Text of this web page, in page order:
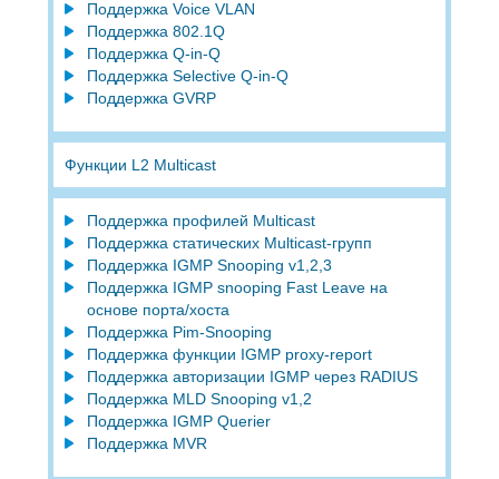
Поддержка Voice VLAN
Поддержка 802.1Q
Поддержка Q-in-Q
Поддержка Selective Q-in-Q
Поддержка GVRP
Функции L2 Multicast
Поддержка профилей Multicast
Поддержка статических Multicast-групп
Поддержка IGMP Snooping v1,2,3
Поддержка IGMP snooping Fast Leave на
основе порта/хоста
Поддержка Pim-Snooping
Поддержка функции IGMP proxy-report
Поддержка авторизации IGMP через RADIUS
Поддержка MLD Snooping v1,2
Поддержка IGMP Querier
Поддержка MVR